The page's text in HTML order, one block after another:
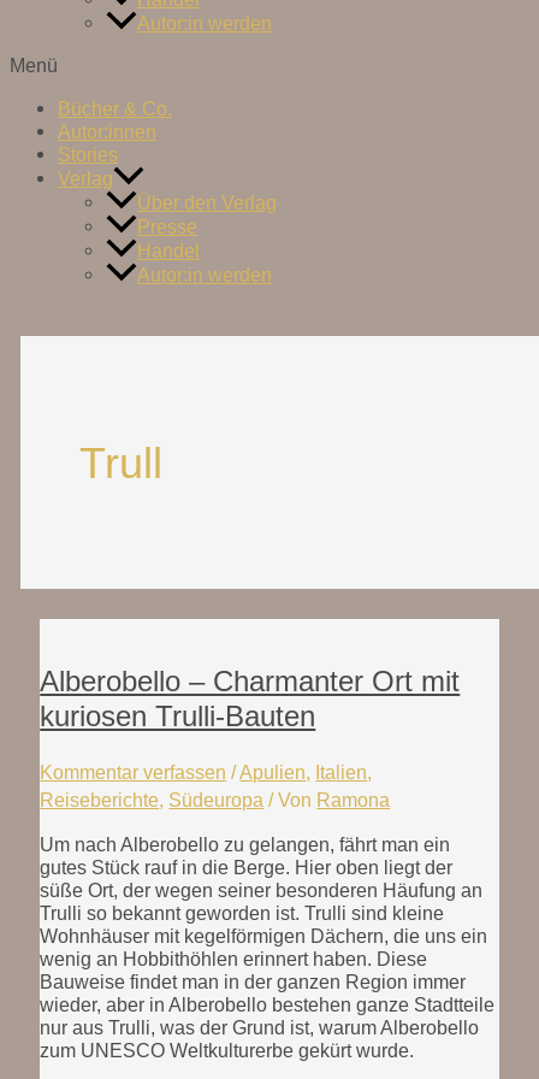
Autor:in werden
Menü
Bücher & Co.
Autor:innen
Stories
Verlag
Über den Verlag
Presse
Handel
Autor:in werden
Trull
Alberobello – Charmanter Ort mit
kuriosen Trulli-Bauten
Kommentar verfassen /Apulien, Italien,
Reiseberichte, Südeuropa / Von Ramona
Um nach Alberobello zu gelangen, fährt man ein
gutes Stück rauf in die Berge. Hier oben liegt der
süße Ort, der wegen seiner besonderen Häufung an
Trulli so bekannt geworden ist. Trulli sind kleine
Wohnhäuser mit kegelförmigen Dächern, die uns ein
wenig an Hobbithöhlen erinnert haben. Diese
Bauweise findet man in der ganzen Region immer
wieder, aber in Alberobello bestehen ganze Stadtteile
nur aus Trulli, was der Grund ist, warum Alberobello
zum UNESCO Weltkulturerbe gekürt wurde.